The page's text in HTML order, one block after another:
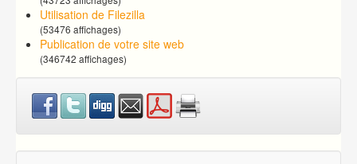
Utilisation de Filezilla
(53476 affichages)
Publication de votre site web
(346742 affichages)